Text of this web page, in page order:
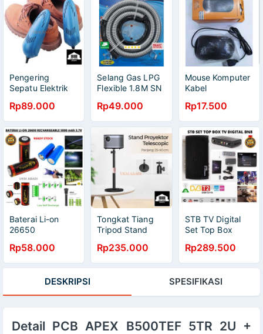
Pengering
Sepatu Elektrik
Deodorizing 10W
EU Plug NS 500
Rp89.000
Selang Gas LPG
Flexible 1.8M SN
Regulator
Rp49.000
Mouse Komputer
Kabel
Rp17.500
Baterai Li-on
26650
5000mAh 3.7V
Rechargeable
Rp58.000
Tongkat Tiang
Tripod Stand
Telescopic
Adjustable 360
Rp235.000
STB TV Digital
Set Top Box
Pengganti TV
Analog HDMI
Rp289.500
DESKRIPSI SPESIFIKASI
Detail PCB APEX B500TEF 5TR 2U +